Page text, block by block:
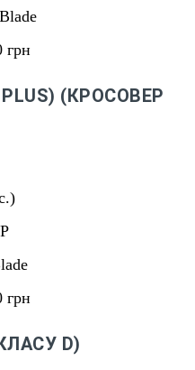
грн
PLUS) (КРОСОВЕР
грн
D)